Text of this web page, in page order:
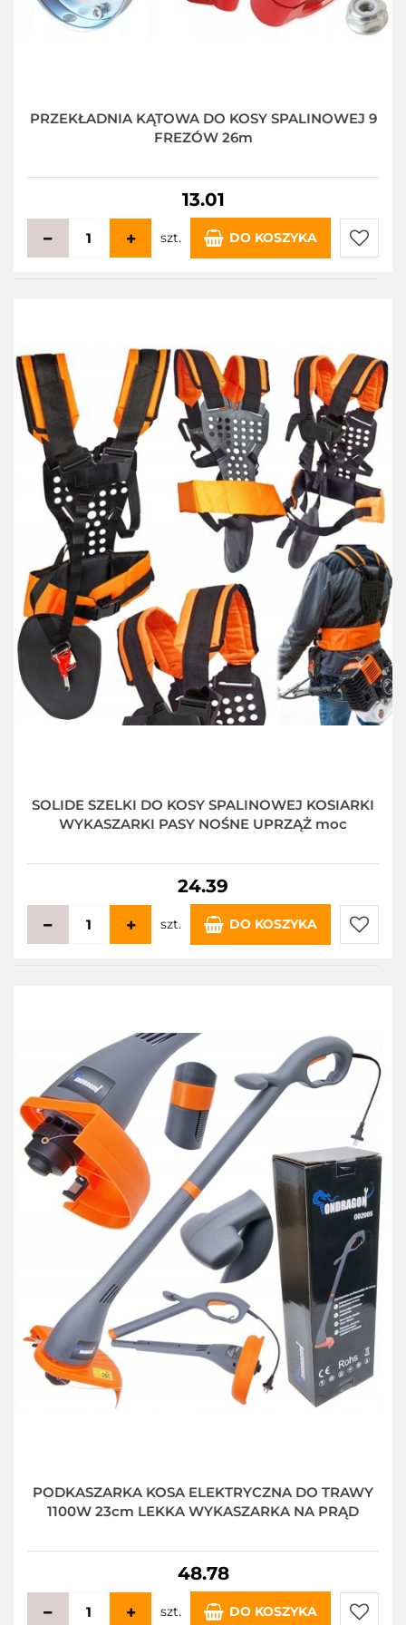
PRZEKŁADNIA KĄTOWA DO KOSY SPALINOWEJ 9
FREZÓW 26m
13.01
szt. DO KOSZYKA
Do
SOLIDE SZELKI DO KOSY SPALINOWEJ KOSIARKI
WYKASZARKI PASY NOŚNE UPRZĄŻ moc
24.39
szt. DO KOSZYKA
Do
PODKASZARKA KOSA ELEKTRYCZNA DO TRAWY
1100W 23cm LEKKA WYKASZARKA NA PRĄD
48.78
szt. DO KOSZYKA